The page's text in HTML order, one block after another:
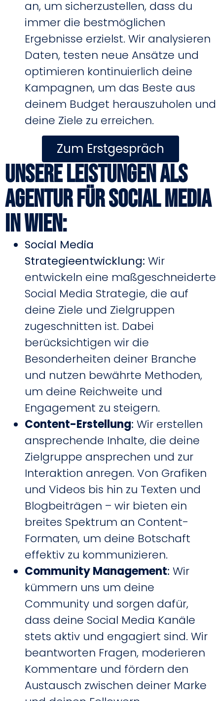
an, um sicherzustellen, dass du
immer die bestmöglichen
Ergebnisse erzielst. Wir analysieren
Daten, testen neue Ansätze und
optimieren kontinuierlich deine
Kampagnen, um das Beste aus
deinem Budget herauszuholen und
deine Ziele zu erreichen.
Zum Erstgespräch
Unsere Leistungen als
Agentur für Social Media
in Wien:
Social Media
Strategieentwicklung: Wir
entwickeln eine maßgeschneiderte
Social Media Strategie, die auf
deine Ziele und Zielgruppen
zugeschnitten ist. Dabei
berücksichtigen wir die
Besonderheiten deiner Branche
und nutzen bewährte Methoden,
um deine Reichweite und
Engagement zu steigern.
Content-Erstellung: Wir erstellen
ansprechende Inhalte, die deine
Zielgruppe ansprechen und zur
Interaktion anregen. Von Grafiken
und Videos bis hin zu Texten und
Blogbeiträgen – wir bieten ein
breites Spektrum an Content-
Formaten, um deine Botschaft
effektiv zu kommunizieren.
Community Management: Wir
kümmern uns um deine
Community und sorgen dafür,
dass deine Social Media Kanäle
stets aktiv und engagiert sind. Wir
beantworten Fragen, moderieren
Kommentare und fördern den
Austausch zwischen deiner Marke